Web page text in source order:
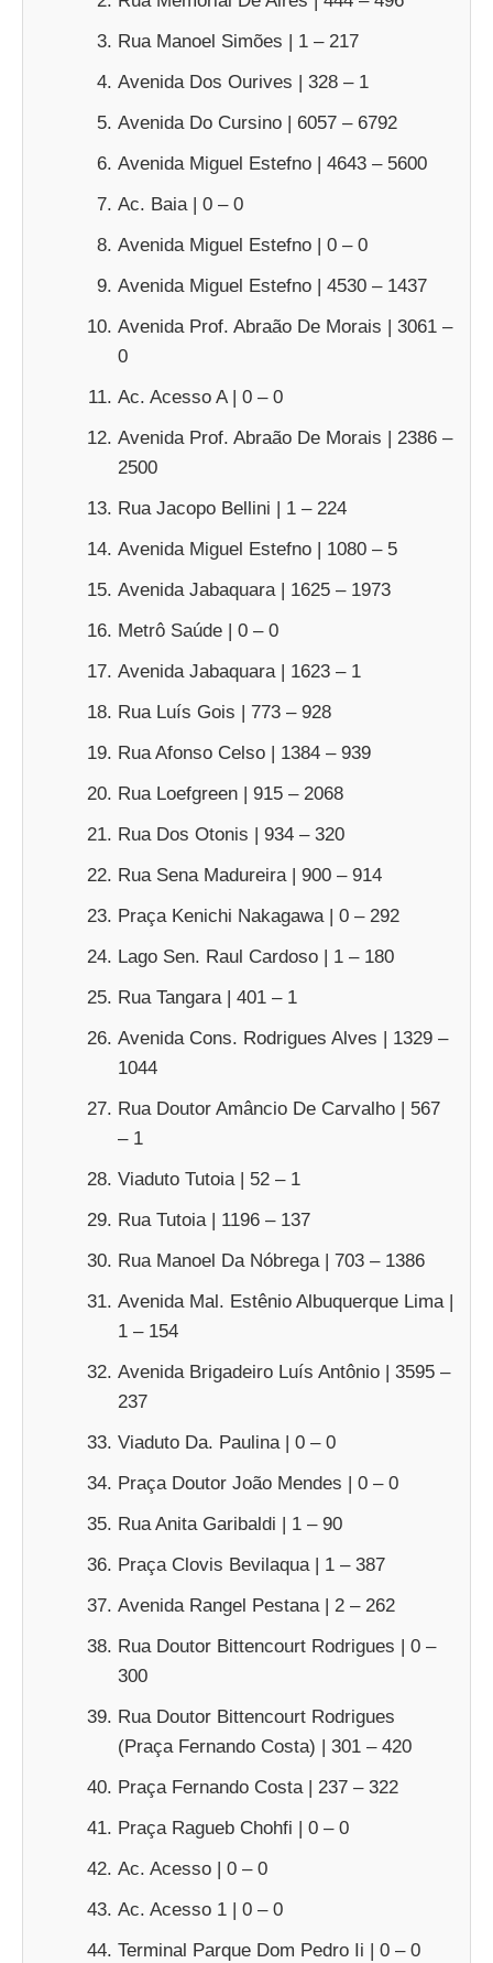
Rua Manoel Simões | 1 – 217
Avenida Dos Ourives | 328 – 1
Avenida Do Cursino | 6057 – 6792
Avenida Miguel Estefno | 4643 – 5600
Ac. Baia | 0 – 0
Avenida Miguel Estefno | 0 – 0
Avenida Miguel Estefno | 4530 – 1437
Avenida Prof. Abraão De Morais | 3061 –
0
Ac. Acesso A | 0 – 0
Avenida Prof. Abraão De Morais | 2386 –
2500
Rua Jacopo Bellini | 1 – 224
Avenida Miguel Estefno | 1080 – 5
Avenida Jabaquara | 1625 – 1973
Metrô Saúde | 0 – 0
Avenida Jabaquara | 1623 – 1
Rua Luís Gois | 773 – 928
Rua Afonso Celso | 1384 – 939
Rua Loefgreen | 915 – 2068
Rua Dos Otonis | 934 – 320
Rua Sena Madureira | 900 – 914
Praça Kenichi Nakagawa | 0 – 292
Lago Sen. Raul Cardoso | 1 – 180
Rua Tangara | 401 – 1
Avenida Cons. Rodrigues Alves | 1329 –
1044
Rua Doutor Amâncio De Carvalho | 567
– 1
Viaduto Tutoia | 52 – 1
Rua Tutoia | 1196 – 137
Rua Manoel Da Nóbrega | 703 – 1386
Avenida Mal. Estênio Albuquerque Lima |
1 – 154
Avenida Brigadeiro Luís Antônio | 3595 –
237
Viaduto Da. Paulina | 0 – 0
Praça Doutor João Mendes | 0 – 0
Rua Anita Garibaldi | 1 – 90
Praça Clovis Bevilaqua | 1 – 387
Avenida Rangel Pestana | 2 – 262
Rua Doutor Bittencourt Rodrigues | 0 –
300
Rua Doutor Bittencourt Rodrigues
(Praça Fernando Costa) | 301 – 420
Praça Fernando Costa | 237 – 322
Praça Ragueb Chohfi | 0 – 0
Ac. Acesso | 0 – 0
Ac. Acesso 1 | 0 – 0
Terminal Parque Dom Pedro Ii | 0 – 0